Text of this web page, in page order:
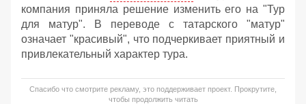
компания приняла решение изменить его на "Тур
для матур". В переводе с татарского "матур"
означает "красивый", что подчеркивает приятный и
привлекательный характер тура.
Спасибо что смотрите рекламу, это поддерживает проект. Прокрутите,
чтобы продолжить читать